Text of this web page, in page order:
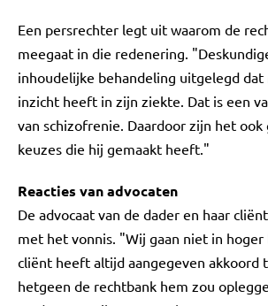
Een persrechter legt uit waarom de
meegaat in die redenering.
inhoudelijke behandeling uitgelegd
inzicht heeft in zijn ziekte. Dat is een
van schizofrenie. Daardoor zijn het ook
keuzes die hij gemaakt heeft."
Reacties van advocaten
De advocaat van de dader en haar
met het vonnis. "Wij gaan niet in hoger
cliënt heeft altijd aangegeven akkoord
hetgeen de rechtbank hem zou